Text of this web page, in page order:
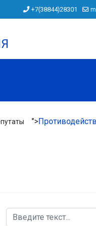
+7(38844)28301
">
Поиск